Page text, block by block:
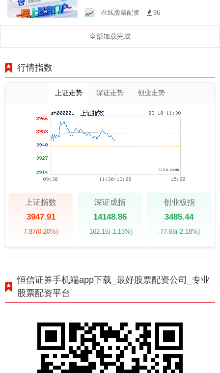
台是否限制交易品种的执行
纪律约束跨资产表
在线股票配资 96
全部加载完成
行情指数
上证走势 深证走势 创业走势
上证指数
3947.91
7.87(0.20%)
深证成指
14148.86
-162.15(-1.13%)
创业板指
3485.44
-77.68(-2.18%)
恒信证券手机端app下载_最好股票配资公司_专业
股票配资平台